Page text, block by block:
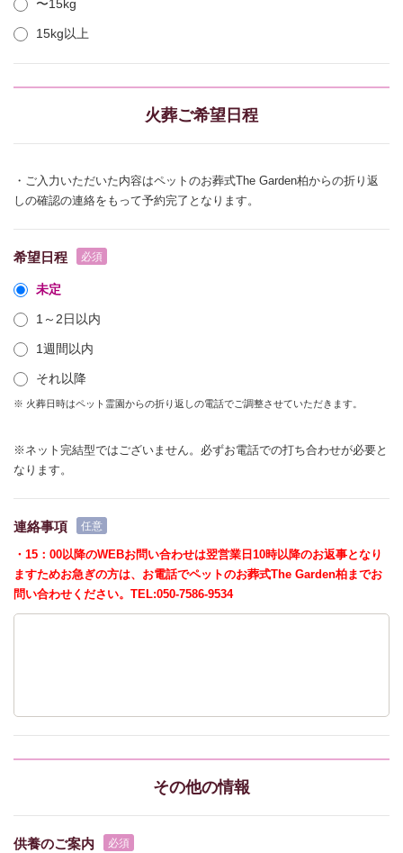
〜15kg
15kg以上
火葬ご希望日程
・ご入力いただいた内容はペットのお葬式The Garden柏からの折り返
しの確認の連絡をもって予約完了となります。
希望日程
未定
1～2日以内
1週間以内
それ以降
※ 火葬日時はペット霊園からの折り返しの電話でご調整させていただきます。
※ネット完結型ではございません。必ずお電話での打ち合わせが必要と
なります。
連絡事項
・15：00以降のWEBお問い合わせは翌営業日10時以降のお返事となり
ますためお急ぎの方は、お電話でペットのお葬式The Garden柏までお
問い合わせください。TEL:050-7586-9534
その他の情報
供養のご案内